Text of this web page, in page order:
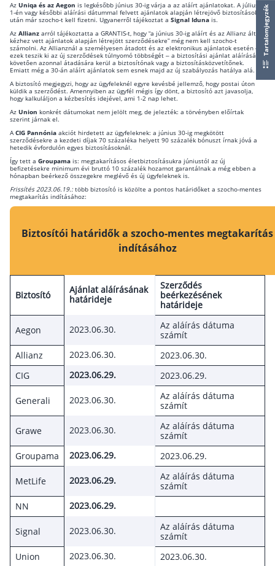
Nyugdíjbiztosítás adókedvezmény és adójóváírás
KATA Nyugdíj: így használd ki az
Nyugdíjbiztosítás kalkulátor
Nyugdíjbiztosítás hozamok
Nyugdíjbiztosítás költségek
Életbiztosítások
Balesetbiztosítás
Csoportos életbiztosítás
Kockázati életbiztosítás 🛡
Euróalapú megtakarításos életbiztosítás
Vegyes életbiztosítás
Befektetési egységekhez kötött életbiztosítás
Egészségbiztosítás
Egészségbiztosítás cégeknek
Magán egészségbiztosítás 💊
Betegbiztosítás
Egészségpénztár – Spórolj évi akár 150 ezer
forintot
Egészségbiztosítás kalkulátor
Legjobb befektetés
Részvény vásárlás
Befektetési alapok
TBSZ számla
ETF
Az Uniqa és az Aegon is legkésőbb június 30-ig várja a az aláírt ajánlatokat. A július
1-én vagy későbbi aláírási dátummal felvett ajánlatok alapján létrejövő biztosítások
után már szocho-t kell fizetni. Ugyanerről tájékoztat a Signal Iduna is.
Az Allianz arról tájékoztatta a GRANTIS-t, hogy “a június 30-ig aláírt és az Allianz által
kézhez vett ajánlatok alapján létrejött szerződésekre” még nem kell szocho-t
számolni. Az Allianznál a személyesen átadott és az elektronikus ajánlatok esetén –
ezek teszik ki az új szerződések túlnyomó többségét – a biztosítási ajánlat aláírását
követően azonnal átadására kerül a biztosítónak vagy a biztosításközvetítőnek.
Emiatt még a 30-án aláírt ajánlatok sem esnek majd az új szabályozás hatálya alá.
A biztosító megjegyzi, hogy az ügyfeleknél egyre kevésbé jellemző, hogy postai úton
küldik a szerződést. Amennyiben az ügyfél mégis így dönt, a biztosító azt javasolja,
hogy kalkuláljon a kézbesítés idejével, ami 1-2 nap lehet.
Az Union konkrét dátumokat nem jelölt meg, de jelezték: a törvényben előírtak
szerint járnak el.
ACIG Pannónia akciót hirdetett az ügyfeleknek: a június 30-ig megkötött
szerződésekre a kezdeti díjak 70 százaléka helyett 90 százalék bónuszt írnak jóvá a
hetedik évfordulón egyes biztosításoknál.
Így tett a Groupama is: megtakarításos életbiztosításukra júniustól az új
befizetésekre minimum évi bruttó 10 százalék hozamot garantálnak a még ebben a
hónapban beérkező összegekre meglévő és új ügyfeleknek is.
Frissítés 2023.06.19.: több biztosító is közölte a pontos határidőket a szocho-mentes
megtakarítás indításához:
Biztosítói határidők a szocho-mentes megtakarítás
indításához
Biztosító
Ajánlat aláírásának
határideje
Szerződés
beérkezésének
határideje
Aegon 2023.06.30.
Az aláírás dátuma
számít
Allianz
2023.06.30.
2023.06.30.
CIG
2023.06.29. 2023.06.29.
Generali 2023.06.30.
Az aláírás dátuma
számít
Grawe 2023.06.30.
Az aláírás dátuma
számít
Groupama
2023.06.29. 2023.06.29.
MetLife 2023.06.29.
Az aláírás dátuma
számít
NN
2023.06.29.
Signal 2023.06.30.
Az aláírás dátuma
számít
Union
2023.06.30. 2023.06.30.
Tartalomjegyzék